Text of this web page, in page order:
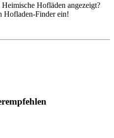
Hofläden angezeigt?
Hofladen-Finder ein!